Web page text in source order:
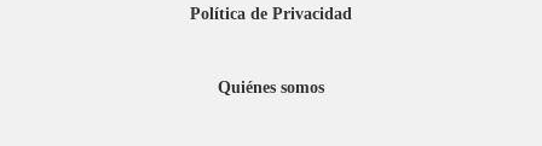
Política de Privacidad
Quiénes somos